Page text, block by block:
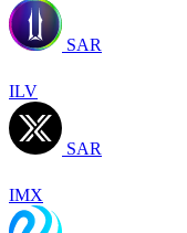
SAR
ILV
SAR
IMX